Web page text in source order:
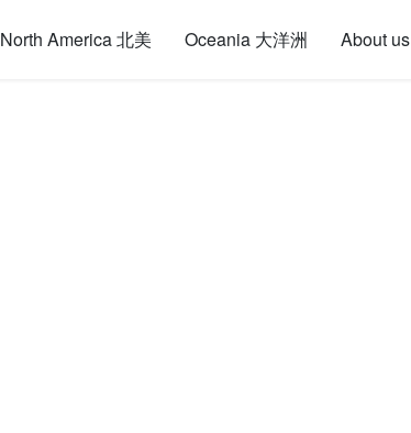
North America 北美 Oceania 大洋洲 About us